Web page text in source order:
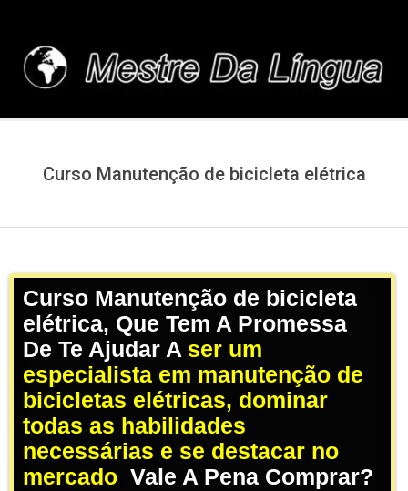
content
Curso Manutenção de bicicleta elétrica
Curso Manutenção de bicicleta
elétrica, Que Tem A Promessa
De Te Ajudar A ser um
especialista em manutenção de
bicicletas elétricas, dominar
todas as habilidades
necessárias e se destacar no
mercado Vale A Pena Comprar?